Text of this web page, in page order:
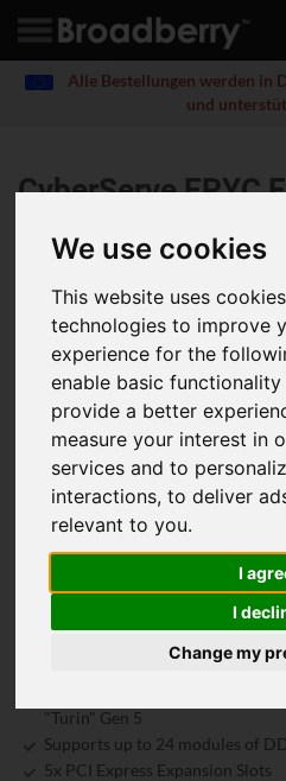
We use cookies
This website uses
technologies to improve
experience for the
enable basic
provide a better
measure your interest in
services and to
interactions,to deliver
relevant to you.
I
I
Change my
Alle Bestellungen werden in
und
CyberServe EPYC
FHFL PCIe Gen5 x16 slots -
NVMe/SAS/SATA Drives.
Ideal for AI, AI Training, AI
Hybrid/Private Cloud Server
Supports up to 4x Dual slot
Single AMD EPYC™ 9005/9004
12-Channel DDR5 RDIMM, 24 x
Architecture
12x 3.5"/2.5" Gen5 NVMe/SATA/
2x M.2 slots with PCIe Gen3 x2
4x FHFL PCIe Gen5 x16 slots for
1x FHHL PCIe Gen5 x16 slot
Dual 2700W 80 PLUS Titanium
Supports up to 12x SATA3 Hard
"Turin" Gen 5
Supports up to 24 modules of
5x PCI Express Expansion Slots